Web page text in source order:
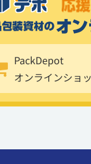
PackDepot
オンラインショ